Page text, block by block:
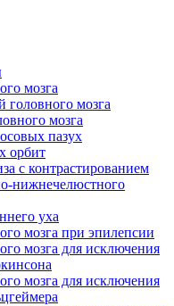
мозга
головного мозга
мозга
пазух
орбит
с контрастированием
нижнечелюстного
уха
мозга при эпилепсии
мозга для исключения
мозга для исключения